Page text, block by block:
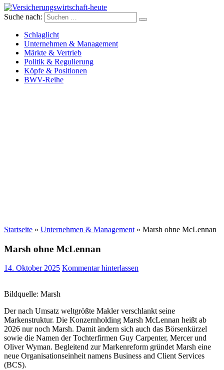
Versicherungswirtschaft-heute
Suche nach:
Schlaglicht
Unternehmen & Management
Märkte & Vertrieb
Politik & Regulierung
Köpfe & Positionen
BWV-Reihe
Startseite » Unternehmen & Management » Marsh ohne McLennan
Marsh ohne McLennan
14. Oktober 2025 Kommentar hinterlassen
Bildquelle: Marsh
Der nach Umsatz weltgrößte Makler verschlankt seine
Markenstruktur. Die Konzernholding Marsh McLennan heißt ab
2026 nur noch Marsh. Damit ändern sich auch das Börsenkürzel
sowie die Namen der Tochterfirmen Guy Carpenter, Mercer und
Oliver Wyman. Begleitend zur Markenreform gründet Marsh eine
neue Organisationseinheit namens Business and Client Services
(BCS).